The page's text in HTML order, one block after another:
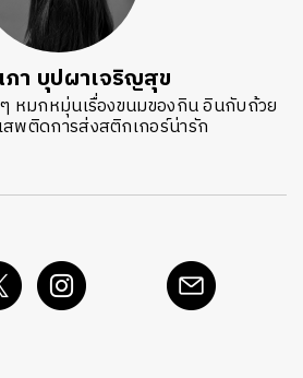
า บุปผาเจริญสุข
หมกหมุ่นเรื่องขนมของกิน อินกับถ้วย
สพติดการส่งสติกเกอร์น่ารัก